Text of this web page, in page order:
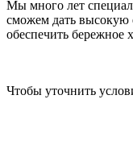
Мы много лет
сможем дать высокую
обеспечить бережное
Чтобы уточнить